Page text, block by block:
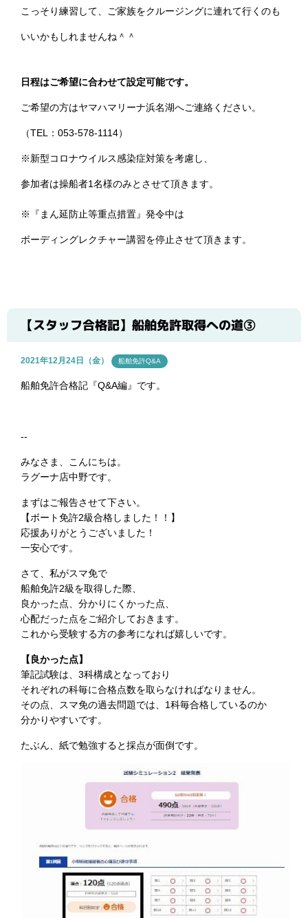
こっそり練習して、ご家族をクルージングに連れて行くのも
いいかもしれませんね＾＾
日程はご希望に合わせて設定可能です。
ご希望の方はヤマハマリーナ浜名湖へご連絡ください。
（TEL：053-578-1114）
※新型コロナウイルス感染症対策を考慮し、
参加者は操船者1名様のみとさせて頂きます。
※ 『まん延防止等重点措置』発令中は
ボーディングレクチャー講習を停止させて頂きます。
【スタッフ合格記】船舶免許取得への道③
2021年12月24日（金） 船舶免許Q&A
船舶免許合格記『Q&A編』です。
--
みなさま、こんにちは。
ラグーナ店中野です。
まずはご報告させて下さい。
【ボート免許2級合格しました！！】
応援ありがとうございました！
一安心です。
さて、私がスマ免で
船舶免許2級を取得した際、
良かった点、分かりにくかった点、
心配だった点をご紹介しておきます。
これから受験する方の参考になれば嬉しいです。
【良かった点】
筆記試験は、3科構成となっており
それぞれの科毎に合格点数を取らなければなりません。
その点、スマ免の過去問題では、1科毎合格しているのか
分かりやすいです。
たぶん、紙で勉強すると採点が面倒です。